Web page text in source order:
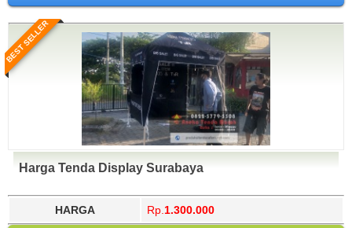
BEST SELLER
Harga Tenda Display Surabaya
HARGA Rp. 1.300.000